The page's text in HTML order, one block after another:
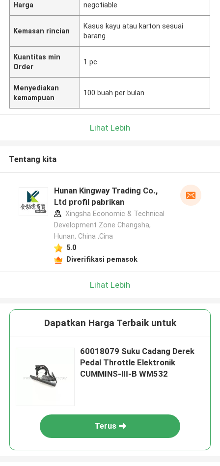
Harga negotiable
Kemasan rincian
Kasus kayu atau karton sesuai
barang
Kuantitas min
Order
1 pc
Menyediakan
kemampuan
100 buah per bulan
Lihat Lebih
Tentang kita
Hunan Kingway Trading Co.,
Ltd profil pabrikan
Xingsha Economic & Technical
Development Zone Changsha,
Hunan, China ,Cina
5.0
Diverifikasi pemasok
Lihat Lebih
Dapatkan Harga Terbaik untuk
60018079 Suku Cadang Derek
Pedal Throttle Elektronik
CUMMINS-Ⅲ-B WM532
Terus